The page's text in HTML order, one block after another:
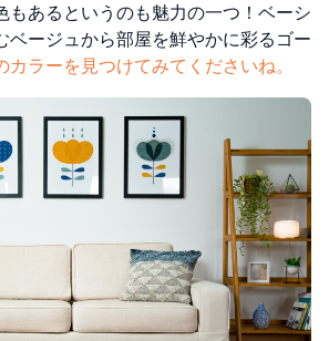
もあるというのも魅力の一つ！ベーシ
ベージュから部屋を鮮やかに彩るゴー
カラーを見つけてみてくださいね。